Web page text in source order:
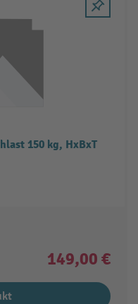
150 kg, HxBxT
149,00 €